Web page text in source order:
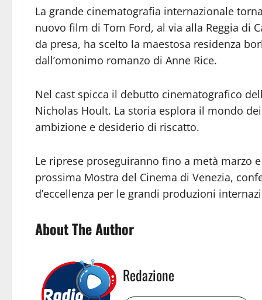
La grande cinematografia internazionale
nuovo film di Tom Ford, al via alla Reggia di
da presa, ha scelto la maestosa residenza
dall’omonimo romanzo di Anne Rice.
Nel cast spicca il debutto cinematografico
Nicholas Hoult. La storia esplora il mondo
ambizione e desiderio di riscatto.
Le riprese proseguiranno fino a metà marzo
prossima Mostra del Cinema di Venezia,
d’eccellenza per le grandi produzioni
About The Author
Redazione